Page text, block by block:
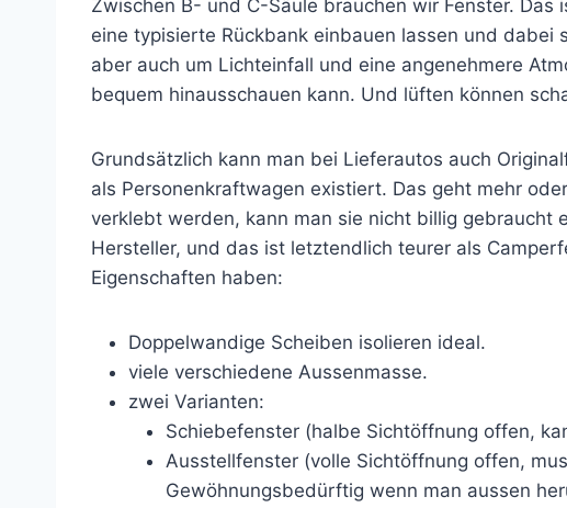
Zwischen B- und C-Säule brauchen wir Fenster.
eine typisierte Rückbank einbauen lassen und dabei
aber auch um Lichteinfall und eine angenehmere
bequem hinausschauen kann. Und lüften können
Grundsätzlich kann man bei Lieferautos auch
als Personenkraftwagen existiert. Das geht mehr
verklebt werden, kann man sie nicht billig gebraucht
Hersteller, und das ist letztendlich teurer als
Eigenschaften haben:
Doppelwandige Scheiben isolieren ideal.
viele verschiedene Aussenmasse.
zwei Varianten:
Schiebefenster (halbe Sichtöffnung offen,
Ausstellfenster (volle Sichtöffnung offen,
Gewöhnungsbedürftig wenn man aussen